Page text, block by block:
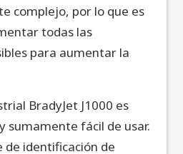
complejo, por lo que es
todas las
para aumentar la
BradyJet J1000 es
sumamente fácil de usar.
de identificación de